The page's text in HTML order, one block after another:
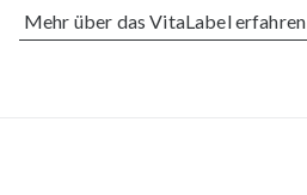
Mehr über das VitaLabel erfahren